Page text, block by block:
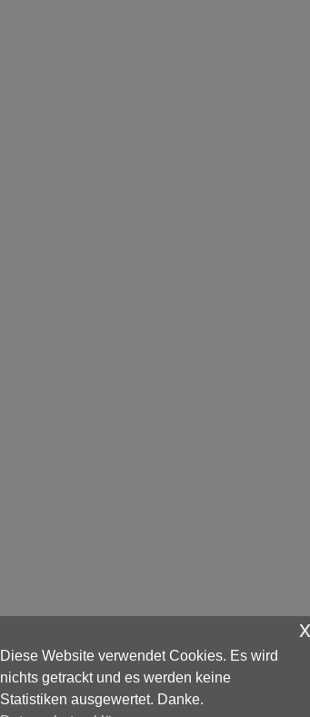
Diese Website verwendet Cookies. Es wird
nichts getrackt und es werden keine
Statistiken ausgewertet. Danke.
x